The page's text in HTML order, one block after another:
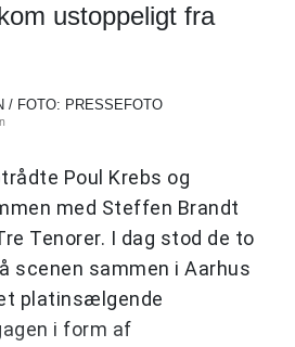
ustoppeligt fra
/ FOTO: PRESSEFOTO
Poul Krebs og
med Steffen Brandt
Tenorer. I dag stod de to
scenen sammen i Aarhus
platinsælgende
i form af